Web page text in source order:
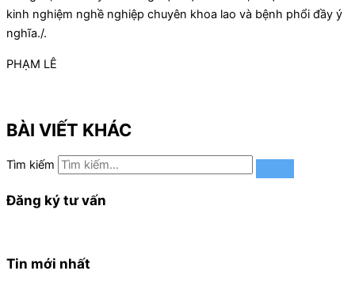
kinh nghiệm nghề nghiệp chuyên khoa lao và bệnh phổi đầy ý
nghĩa./.
PHẠM LÊ
BÀI VIẾT KHÁC
Tìm kiếm
Đăng ký tư vấn
Tin mới nhất